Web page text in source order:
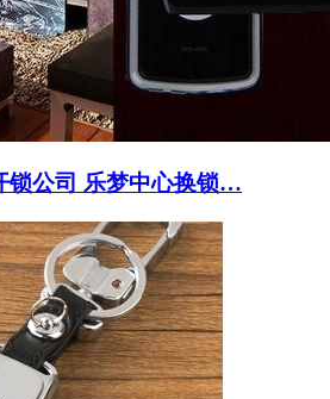
锁公司 乐梦中心换锁…